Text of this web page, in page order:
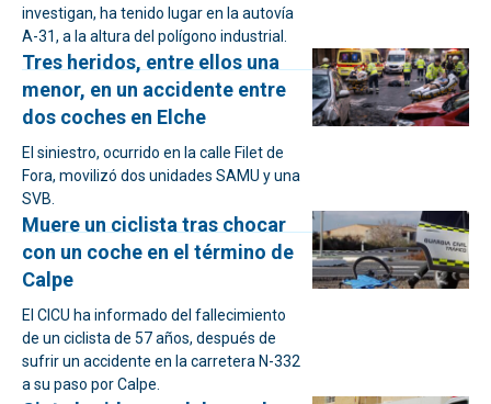
investigan, ha tenido lugar en la autovía
A-31, a la altura del polígono industrial.
Tres heridos, entre ellos una
menor, en un accidente entre
dos coches en Elche
El siniestro, ocurrido en la calle Filet de
Fora, movilizó dos unidades SAMU y una
SVB.
Muere un ciclista tras chocar
con un coche en el término de
Calpe
El CICU ha informado del fallecimiento
de un ciclista de 57 años, después de
sufrir un accidente en la carretera N-332
a su paso por Calpe.